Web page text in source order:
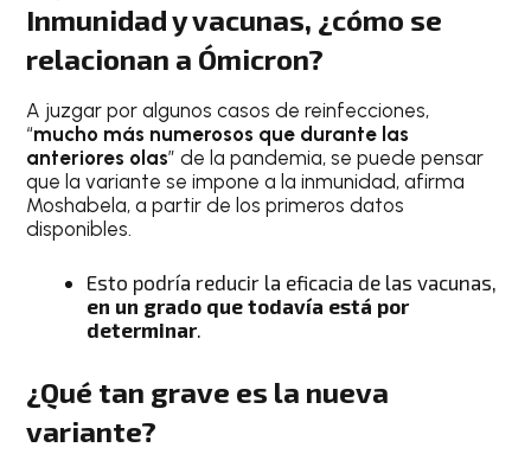
Inmunidad y vacunas, ¿cómo se
relacionan a Ómicron?
A juzgar por algunos casos de reinfecciones,
“mucho más numerosos que durante las
anteriores olas” de la pandemia, se puede pensar
que la variante se impone a la inmunidad, afirma
Moshabela, a partir de los primeros datos
disponibles.
Esto podría reducir la eficacia de las vacunas,
en un grado que todavía está por
determinar.
¿Qué tan grave es la nueva
variante?